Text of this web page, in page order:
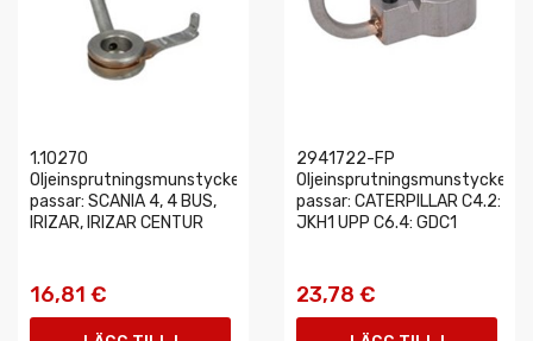
1.10270
Oljeinsprutningsmunstycke
passar: SCANIA 4, 4 BUS,
IRIZAR, IRIZAR CENTUR
16,81 €
2941722-FP
Oljeinsprutningsmunstycke
passar: CATERPILLAR C4.2:
JKH1 UPP C6.4: GDC1
23,78 €